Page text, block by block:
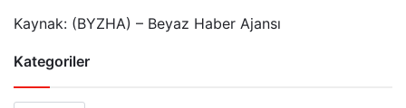
Kaynak: (BYZHA) – Beyaz Haber Ajansı
Kategoriler